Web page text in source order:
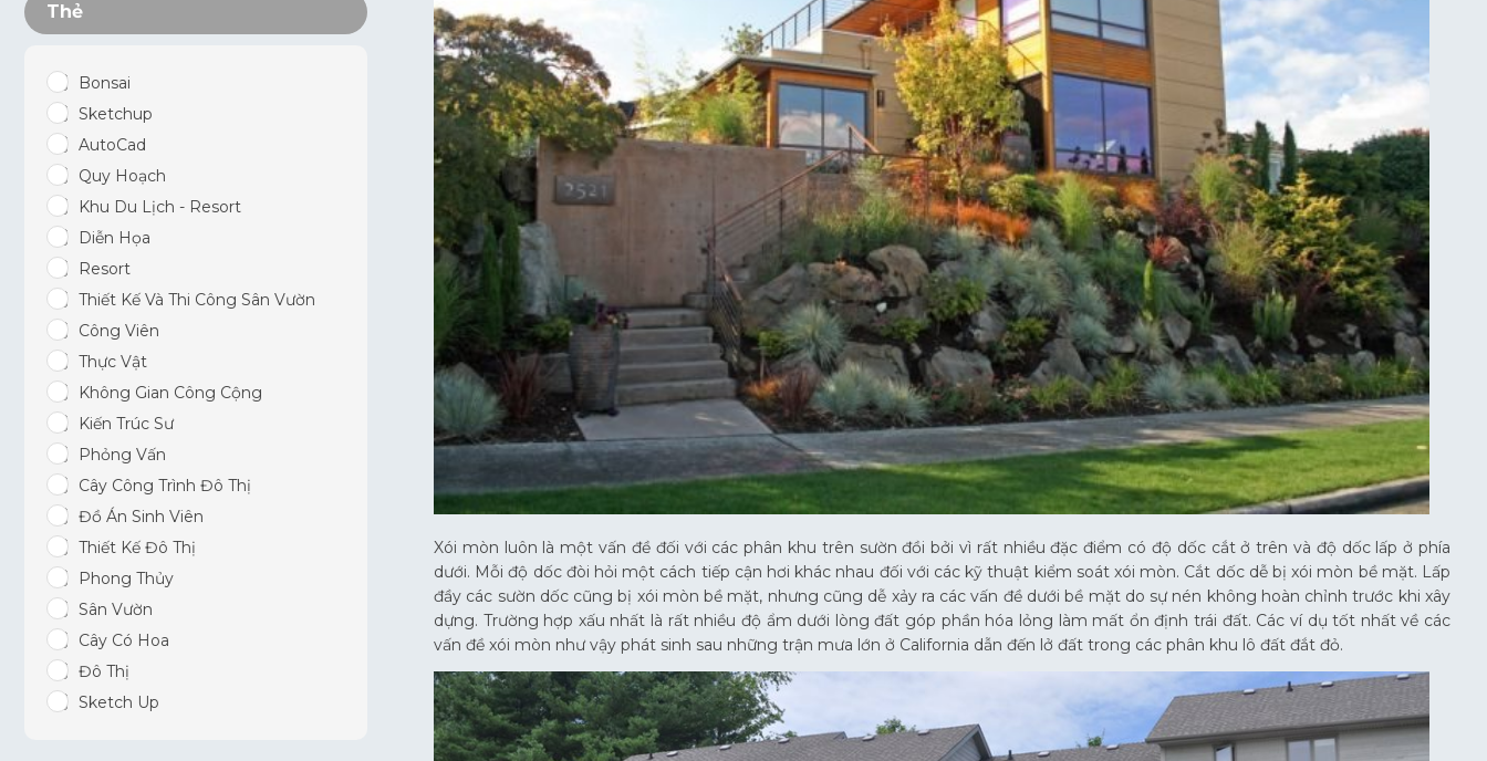
Thẻ
Bonsai
Sketchup
AutoCad
Quy Hoạch
Khu Du Lịch - Resort
Diễn Họa
Resort
Thiết Kế Và Thi Công Sân Vườn
Công Viên
Thực Vật
Không Gian Công Cộng
Kiến Trúc Sư
Phỏng Vấn
Cây Công Trình Đô Thị
Đồ Án Sinh Viên
Thiết Kế Đô Thị
Phong Thủy
Sân Vườn
Cây Có Hoa
Đô Thị
Sketch Up
Xói mòn luôn là một vấn đề đối với các phân khu trên sườn đồi bởi vì rất nhiều đặc điểm có độ dốc cắt ở trên và độ dốc lấp ở phía
dưới. Mỗi độ dốc đòi hỏi một cách tiếp cận hơi khác nhau đối với các kỹ thuật kiểm soát xói mòn. Cắt dốc dễ bị xói mòn bề mặt. Lấp
đầy các sườn dốc cũng bị xói mòn bề mặt, nhưng cũng dễ xảy ra các vấn đề dưới bề mặt do sự nén không hoàn chỉnh trước khi xây
dựng. Trường hợp xấu nhất là rất nhiều độ ẩm dưới lòng đất góp phần hóa lỏng làm mất ổn định trái đất. Các ví dụ tốt nhất về các
vấn đề xói mòn như vậy phát sinh sau những trận mưa lớn ở California dẫn đến lở đất trong các phân khu lô đất đắt đỏ.